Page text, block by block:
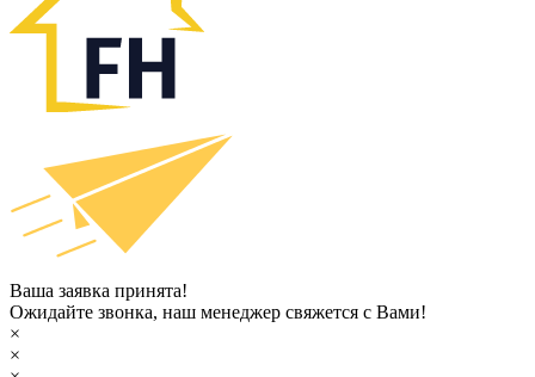
Ваша заявка принята!
Ожидайте звонка, наш менеджер свяжется с Вами!
×
×